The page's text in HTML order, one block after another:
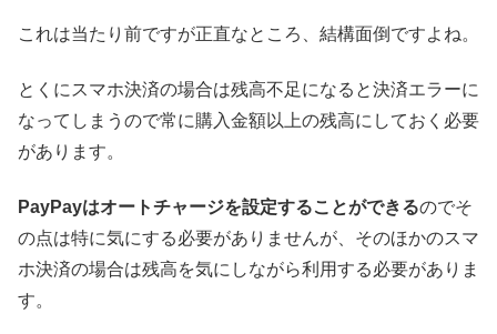
これは当たり前ですが正直なところ、結構面倒ですよね。
とくにスマホ決済の場合は残高不足になると決済エラーに
なってしまうので常に購入金額以上の残高にしておく必要
があります。
PayPayはオートチャージを設定することができるのでそ
の点は特に気にする必要がありませんが、そのほかのスマ
ホ決済の場合は残高を気にしながら利用する必要がありま
す。